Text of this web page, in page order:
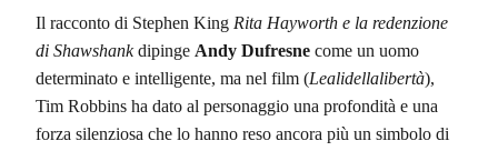
Il racconto di Stephen King Rita Hayworth e la redenzione
di Shawshankdipinge Andy Dufresne come un uomo
determinato e intelligente, ma nel film (Lealidellalibertà),
Tim Robbins ha dato al personaggio una profondità e una
forza silenziosa che lo hanno reso ancora più un simbolo di